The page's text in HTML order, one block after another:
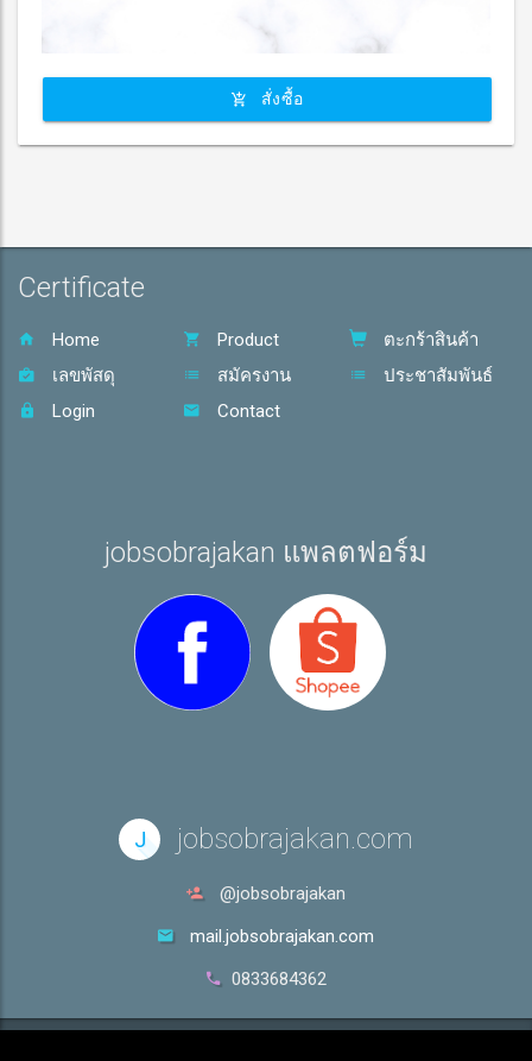
สั่งซื้อ
Certificate
Home Product
ตะกร้าสินค้า
เลขพัสดุ
สมัครงาน
ประชาสัมพันธ์
Login
Contact
jobsobrajakan แพลตฟอร์ม
J jobsobrajakan.com
@jobsobrajakan
mail.jobsobrajakan.com
0833684362